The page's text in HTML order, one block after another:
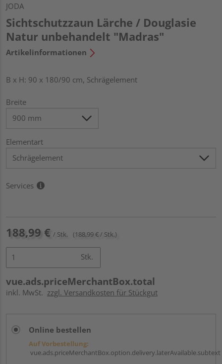
JODA
Sichtschutzzaun Lärche / Douglasie
Natur unbehandelt "Madras"
Artikelinformationen
B x H: 90 x 180/90 cm, Schrägelement
Breite
Elementart
Services
188,99 € / Stk. (188,99 € / Stk.)
Stk.
vue.ads.priceMerchantBox.total
inkl. MwSt. zzgl. Versandkosten für Stückgut
Online bestellen
Auf Vorbestellung:
vue.ads.priceMerchantBox.option.delivery.laterAvailable.subtext